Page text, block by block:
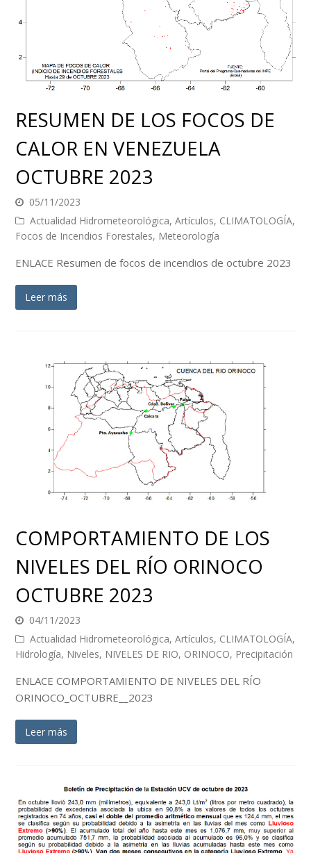
RESUMEN DE LOS FOCOS DE
CALOR EN VENEZUELA
OCTUBRE 2023
05/11/2023
Actualidad Hidrometeorológica,Artículos, CLIMATOLOGÍA,
Focos de Incendios Forestales, Meteorología
ENLACE Resumen de focos de incendios de octubre 2023
Leer más
COMPORTAMIENTO DE LOS
NIVELES DEL RÍO ORINOCO
OCTUBRE 2023
04/11/2023
Actualidad Hidrometeorológica,Artículos, CLIMATOLOGÍA,
Hidrología, Niveles, NIVELES DE RIO, ORINOCO, Precipitación
ENLACE COMPORTAMIENTO DE NIVELES DEL RÍO
ORINOCO_OCTUBRE__2023
Leer más